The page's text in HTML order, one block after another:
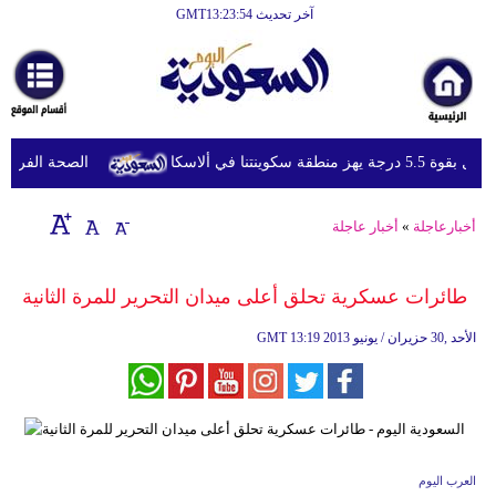
آخر تحديث GMT13:23:54
أخبارعاجلة
رياضة
ثقافة
إقتصاد
وموسيقى
وتغذية
الصحة الفرنسية يهز منطقة سكوينتنا في ألاسكا
أخبارعاجلة » أخبار عاجلة
طائرات عسكرية تحلق أعلى ميدان التحرير للمرة الثانية
GMT 13:19 2013 الأحد ,30 حزيران / يونيو
العرب اليوم